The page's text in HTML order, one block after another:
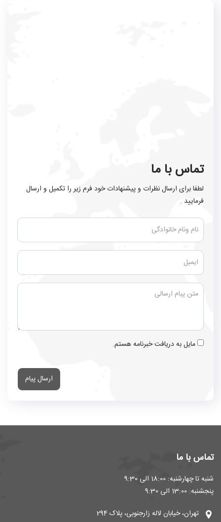
تماس با ما
لطفا برای ارسال نظرات و پیشنهادات خود فرم زیر را تکمیل و ارسال
فرمایید .
مایل به دریافت خبرنامه هستم.
ارسال پیام
تماس با ما
شنبه تا چهارشنبه: 18:00 الی 9:30
پنجشنبه: 13:00 الی 9:30
تهران، خیابان لاله زارجنوبی، پلاک 294